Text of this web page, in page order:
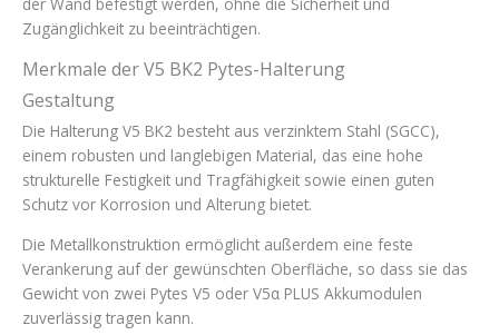
der Wand befestigt werden, ohne die Sicherheit und
Zugänglichkeit zu beeinträchtigen.
Merkmale der V5 BK2 Pytes-Halterung
Gestaltung
Die Halterung V5 BK2 besteht aus verzinktem Stahl (SGCC),
einem robusten und langlebigen Material, das eine hohe
strukturelle Festigkeit und Tragfähigkeit sowie einen guten
Schutz vor Korrosion und Alterung bietet.
Die Metallkonstruktion ermöglicht außerdem eine feste
Verankerung auf der gewünschten Oberfläche, so dass sie das
Gewicht von zwei Pytes V5 oder V5α PLUS Akkumodulen
zuverlässig tragen kann.